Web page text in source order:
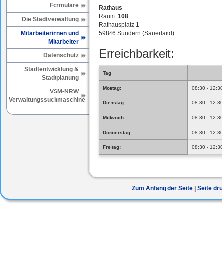
Formulare
Die Stadtverwaltung
Mitarbeiterinnen und
Mitarbeiter
Datenschutz
Stadtentwicklung &
Stadtplanung
VSM-NRW
Verwaltungssuchmaschine
Rathaus
Raum: 108
Rathausplatz 1
59846 Sundern (Sauerland)
Erreichbarkeit:
Tag
Montag: 08:30 -
Dienstag: 08:30 -
Mittwoch: 08:30 -
Donnerstag: 08:30 -
Freitag: 08:30 -
Zum Anfang der Seite Seite